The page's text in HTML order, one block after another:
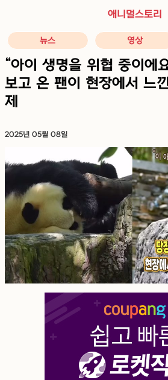
애니멀스토리
뉴스 영상
“아이 생명을 위협 중이에
보고 온 팬이 현장에서 느
제
2025년 05월 08일